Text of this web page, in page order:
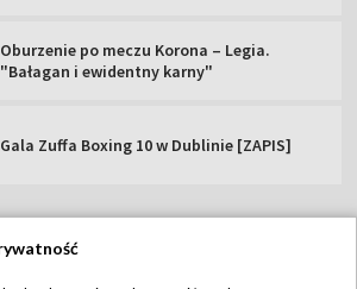
Oburzenie po meczu Korona – Legia.
"Bałagan i ewidentny karny"
Gala Zuffa Boxing 10 w Dublinie [ZAPIS]
TVP